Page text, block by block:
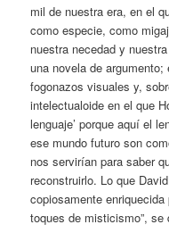
mil de nuestra era, en el
como especie, como
nuestra necedad y
una novela de
fogonazos visuales y,
intelectualoide en el que
lenguaje’ porque aquí el
ese mundo futuro son
nos servirían para saber
reconstruirlo. Lo que
copiosamente
toques de misticismo”,